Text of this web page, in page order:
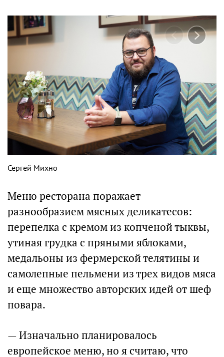
Сергей Михно
Меню ресторана поражает
разнообразием мясных деликатесов:
перепелка с кремом из копченой тыквы,
утиная грудка с пряными яблоками,
медальоны из фермерской телятины и
самолепные пельмени из трех видов мяса
и еще множество авторских идей от шеф
повара.
— Изначально планировалось
европейское меню, но я считаю, что